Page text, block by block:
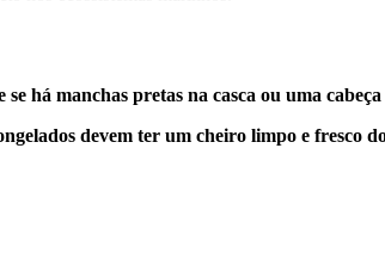
se há manchas pretas na casca ou uma
devem ter um cheiro limpo e fresco